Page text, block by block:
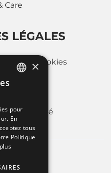
Care
LÉGALES
des cookies
Policy
la societé
×
pour
En
tous
Politique